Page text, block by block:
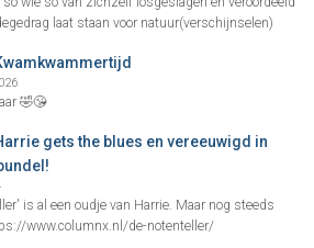
laat staan voor natuur(verschijnselen)
🤣😘
gets the blues en vereeuwigd in
is al een oudje van Harrie. Maar nog steeds
www.columnx.nl/de-notenteller/